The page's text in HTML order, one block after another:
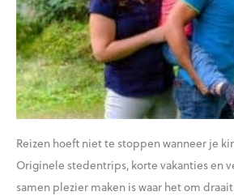
Reizen hoeft niet te stoppen wanneer je
Originele stedentrips, korte vakanties en
samen plezier maken is waar het om